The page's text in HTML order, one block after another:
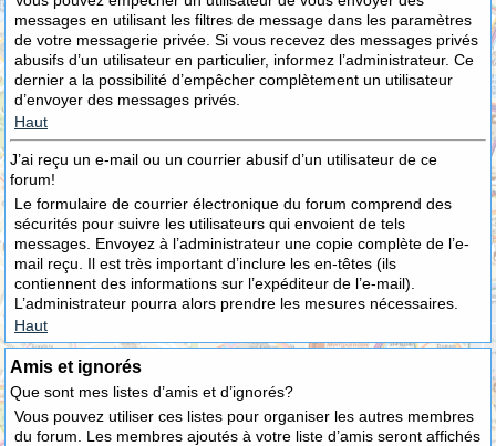
messages en utilisant les filtres de message dans les paramètres
de votre messagerie privée. Si vous recevez des messages privés
abusifs d’un utilisateur en particulier, informez l’administrateur. Ce
dernier a la possibilité d’empêcher complètement un utilisateur
d’envoyer des messages privés.
Haut
J’ai reçu un e-mail ou un courrier abusif d’un utilisateur de ce
forum!
Le formulaire de courrier électronique du forum comprend des
sécurités pour suivre les utilisateurs qui envoient de tels
messages. Envoyez à l’administrateur une copie complète de l’e-
mail reçu. Il est très important d’inclure les en-têtes (ils
contiennent des informations sur l’expéditeur de l’e-mail).
L’administrateur pourra alors prendre les mesures nécessaires.
Haut
Amis et ignorés
Que sont mes listes d’amis et d’ignorés?
Vous pouvez utiliser ces listes pour organiser les autres membres
du forum. Les membres ajoutés à votre liste d’amis seront affichés